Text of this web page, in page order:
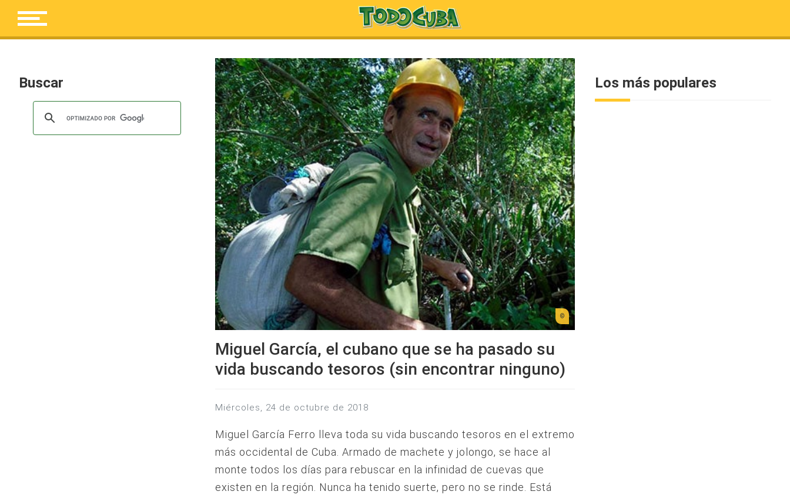
Buscar
Miguel García, el cubano que se ha pasado su
vida buscando tesoros (sin encontrar ninguno)
miércoles, 24 de octubre de 2018
Miguel García Ferro lleva toda su vida buscando tesoros en el extremo
más occidental de Cuba. Armado de machete y jolongo, se hace al
monte todos los días para rebuscar en la infinidad de cuevas que
existen en la región. Nunca ha tenido suerte, pero no se rinde. Está
Los más populares